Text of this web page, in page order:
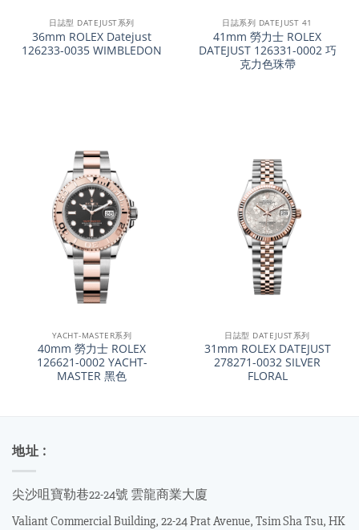
日誌型 DATEJUST系列
36mm ROLEX Datejust
126233-0035 WIMBLEDON
日誌系列 DATEJUST 41
41mm 勞力士 ROLEX
DATEJUST 126331-0002 巧
克力色珠帶
YACHT-MASTER系列
40mm 勞力士 ROLEX
126621-0002 YACHT-
MASTER 黑色
日誌型 DATEJUST系列
31mm ROLEX DATEJUST
278271-0032 SILVER
FLORAL
地址 :
尖沙咀寶勒巷22-24號 雲龍商業大廈
Valiant Commercial Building, 22-24 Prat Avenue, Tsim Sha Tsu, HK